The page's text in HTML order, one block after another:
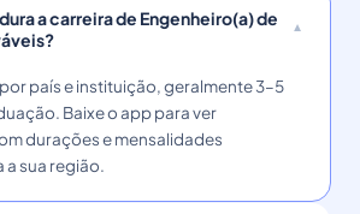
a carreira de Engenheiro(a) de
país e instituição, geralmente 3–5
Baixe o app para ver
durações e mensalidades
sua região.